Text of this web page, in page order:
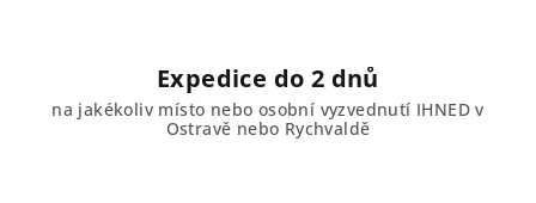
Expedice do 2 dnů
na jakékoliv místo nebo osobní vyzvednutí IHNED v
Ostravě nebo Rychvaldě